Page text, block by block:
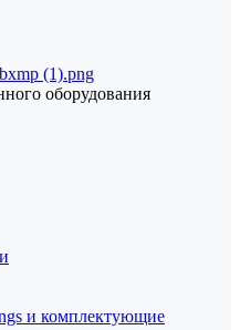
оборудования
и комплектующие